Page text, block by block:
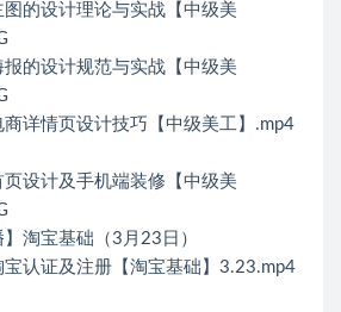
的设计理论与实战【中级美
的设计规范与实战【中级美
详情页设计技巧【中级美工】.mp4
设计及手机端装修【中级美
淘宝基础（3月23日）
认证及注册【淘宝基础】3.23.mp4